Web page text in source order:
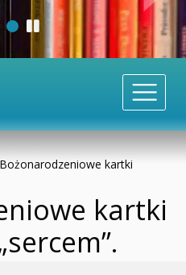
Bożonarodzeniowe kartki
kartki